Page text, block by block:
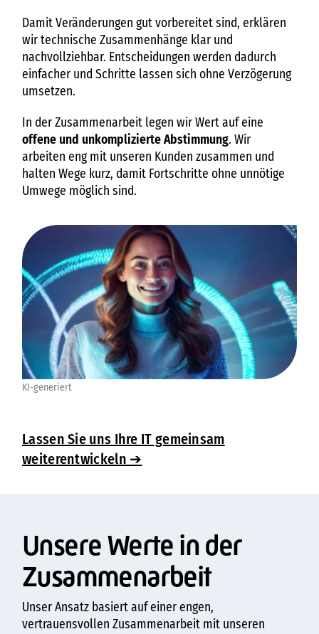
KI-generiert
Damit Veränderungen gut vorbereitet sind, erklären
wir technische Zusammenhänge klar und
nachvollziehbar. Entscheidungen werden dadurch
einfacher und Schritte lassen sich ohne Verzögerung
umsetzen.
In der Zusammenarbeit legen wir Wert auf eine
offene und unkomplizierte Abstimmung. Wir
arbeiten eng mit unseren Kunden zusammen und
halten Wege kurz, damit Fortschritte ohne unnötige
Umwege möglich sind.
Lassen Sie uns Ihre IT gemeinsam
weiterentwickeln ➔
Unsere Werte in der
Zusammenarbeit
Unser Ansatz basiert auf einer engen,
vertrauensvollen Zusammenarbeit mit unseren